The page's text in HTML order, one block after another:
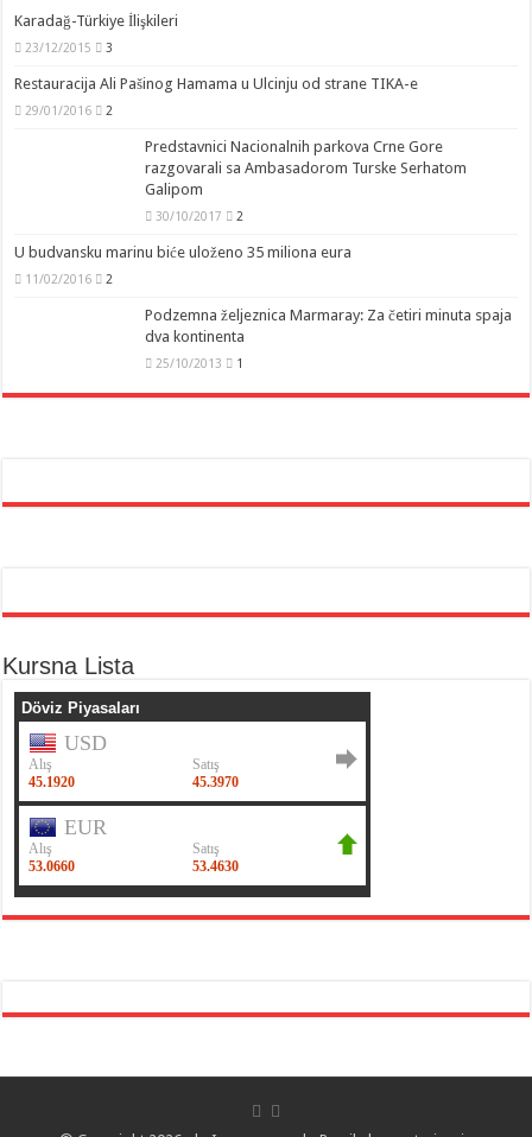
Karadağ-Türkiye İlişkileri
23/12/2015 3
Restauracija Ali Pašinog Hamama u Ulcinju od strane TIKA-e
29/01/2016 2
Predstavnici Nacionalnih parkova Crne Gore
razgovarali sa Ambasadorom Turske Serhatom
Galipom
30/10/2017 2
U budvansku marinu biće uloženo 35 miliona eura
11/02/2016 2
Podzemna željeznica Marmaray: Za četiri minuta spaja
dva kontinenta
25/10/2013 1
Kursna Lista